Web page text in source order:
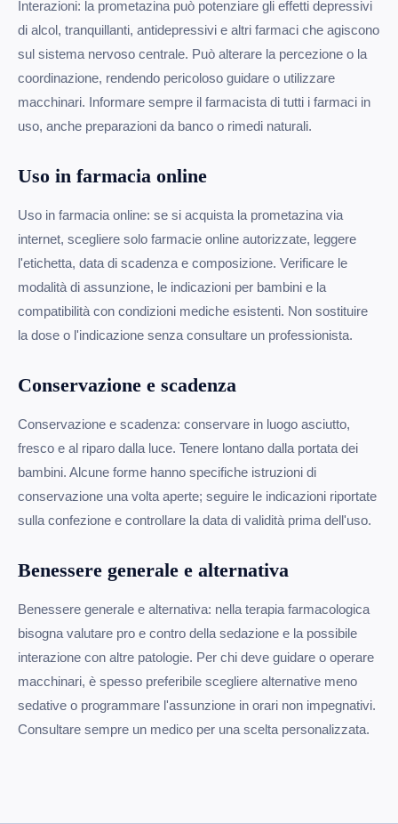
Interazioni: la prometazina può potenziare gli effetti depressivi
di alcol, tranquillanti, antidepressivi e altri farmaci che agiscono
sul sistema nervoso centrale. Può alterare la percezione o la
coordinazione, rendendo pericoloso guidare o utilizzare
macchinari. Informare sempre il farmacista di tutti i farmaci in
uso, anche preparazioni da banco o rimedi naturali.
Uso in farmacia online
Uso in farmacia online: se si acquista la prometazina via
internet, scegliere solo farmacie online autorizzate, leggere
l'etichetta, data di scadenza e composizione. Verificare le
modalità di assunzione, le indicazioni per bambini e la
compatibilità con condizioni mediche esistenti. Non sostituire
la dose o l'indicazione senza consultare un professionista.
Conservazione e scadenza
Conservazione e scadenza: conservare in luogo asciutto,
fresco e al riparo dalla luce. Tenere lontano dalla portata dei
bambini. Alcune forme hanno specifiche istruzioni di
conservazione una volta aperte; seguire le indicazioni riportate
sulla confezione e controllare la data di validità prima dell'uso.
Benessere generale e alternativa
Benessere generale e alternativa: nella terapia farmacologica
bisogna valutare pro e contro della sedazione e la possibile
interazione con altre patologie. Per chi deve guidare o operare
macchinari, è spesso preferibile scegliere alternative meno
sedative o programmare l'assunzione in orari non impegnativi.
Consultare sempre un medico per una scelta personalizzata.